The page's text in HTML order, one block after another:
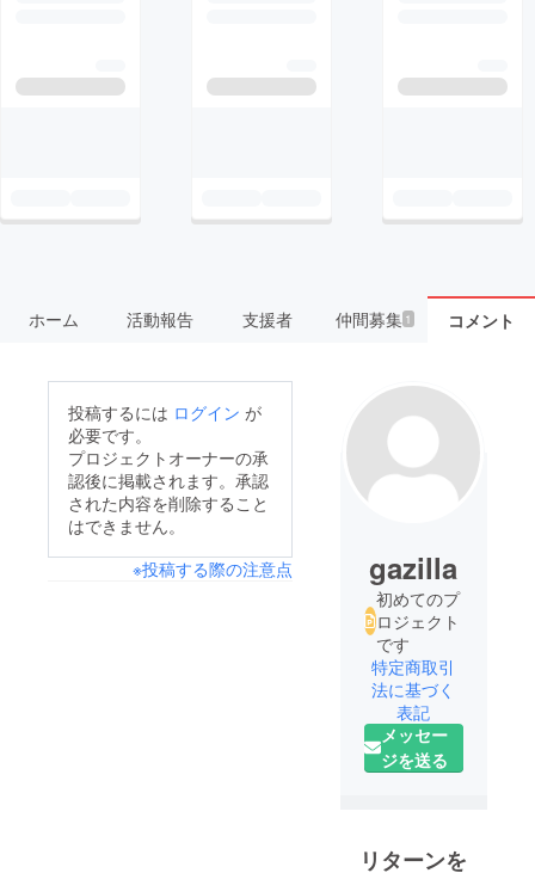
ホーム 活動報告 支援者 仲間募集 1 コメント
投稿するには ログイン が
必要です。
プロジェクトオーナーの承
認後に掲載されます。承認
された内容を削除すること
はできません。
※投稿する際の注意点
gazilla
初めてのプ
ロジェクト
です
特定商取引
法に基づく
表記
メッセー
ジを送る
リターンを